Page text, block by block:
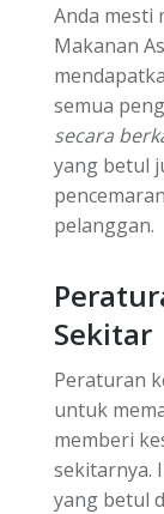
Anda mesti
Makanan
semua
secara
yang betul
pelanggan.
Sekitar
Peraturan
untuk
memberi
sekitarnya.
yang betul